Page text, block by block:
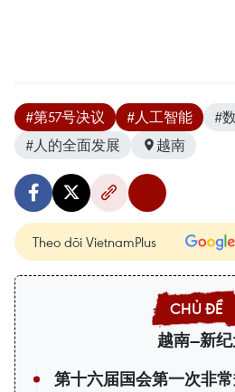
#第57号决议 #人工智能 #
#人的全面发展
越南
Theo dõi VietnamPlus
越南—新
第十六届国会第一次非